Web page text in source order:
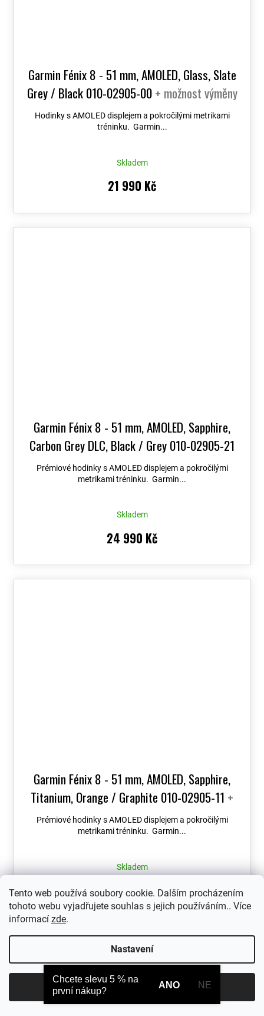
Tento web používá soubory cookie. Dalším procházením
tohoto webu vyjadřujete souhlas s jejich používáním.. Více
informací zde.
Nastavení
Garmin Fénix 8 - 51 mm, AMOLED, Glass, Slate
Grey / Black 010-02905-00+ možnost výměny
do 90 dní + Topo Czech PRO Voucher
Hodinky s AMOLED displejem a pokročilými metrikami
tréninku. Garmin...
Skladem
21 990 Kč
Garmin Fénix 8 - 51 mm, AMOLED, Sapphire,
Carbon Grey DLC, Black / Grey 010-02905-21
+ možnost výměny do 90 dní + Topo Czech PRO
Voucher
Prémiové hodinky s AMOLED displejem a pokročilými
metrikami tréninku. Garmin...
Skladem
24 990 Kč
Garmin Fénix 8 - 51 mm, AMOLED, Sapphire,
Titanium, Orange / Graphite 010-02905-11 +
možnost výměny do 90 dní + Topo Czech PRO
Voucher
Prémiové hodinky s AMOLED displejem a pokročilými
metrikami tréninku. Garmin...
Skladem
24 990 Kč
Chcete slevu 5 % na
první nákup?
ANO NE